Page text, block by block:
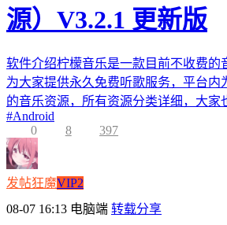
源）V3.2.1 更新版
软件介绍柠檬音乐是一款目前不收费的
为大家提供永久免费听歌服务，平台内
的音乐资源，所有资源分类详细，大家
#Android
0
8 397
发帖狂魔VIP2
08-07 16:13 电脑端 转载分享